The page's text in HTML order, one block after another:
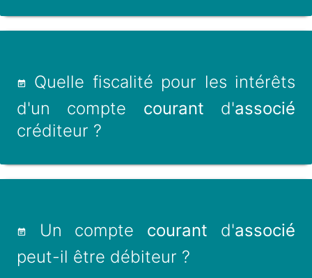
Quelle fiscalité pour les intérêts
d'un compte courant d'associé
créditeur ?
Un compte courant d'associé
peut-il être débiteur ?